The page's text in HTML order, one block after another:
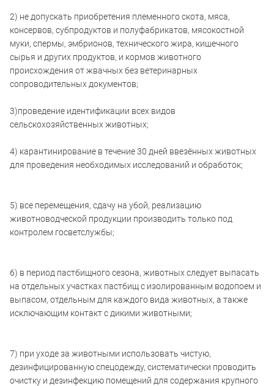
2) не допускать приобретения племенного скота, мяса,
консервов, субпродуктов и полуфабрикатов, мясокостной
муки, спермы, эмбрионов, технического жира, кишечного
сырья и других продуктов, и кормов животного
происхождения от жвачных без ветеринарных
сопроводительных документов;
3)проведение идентификации всех видов
сельскохозяйственных животных;
4) карантинирование в течение 30 дней ввезённых животных
для проведения необходимых исследований и обработок;
5) все перемещения, сдачу на убой, реализацию
животноводческой продукции производить только под
контролем госветслужбы;
6) в период пастбищного сезона, животных следует выпасать
на отдельных участках пастбищ с изолированным водопоем и
выпасом, отдельным для каждого вида животных, а также
исключающим контакт с дикими животными;
7) при уходе за животными использовать чистую,
дезинфицированную спецодежду, систематически проводить
очистку и дезинфекцию помещений для содержания крупного